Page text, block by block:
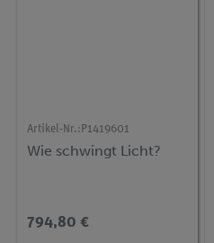
Artikel-Nr.: P1419601
Wie schwingt Licht?
794,80 €